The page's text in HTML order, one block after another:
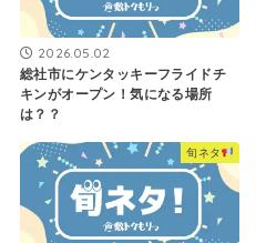
2026.05.02
総社市にケンタッキーフライドチ
キンがオープン！気になる場所
は？？
旬ネタ